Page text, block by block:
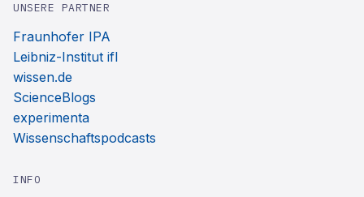
UNSERE PARTNER
Fraunhofer IPA
Leibniz-Institut ifl
wissen.de
ScienceBlogs
experimenta
Wissenschaftspodcasts
INFO